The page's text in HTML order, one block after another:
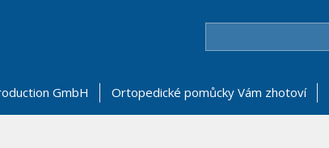
GmbH Ortopedické pomůcky Vám zhotoví